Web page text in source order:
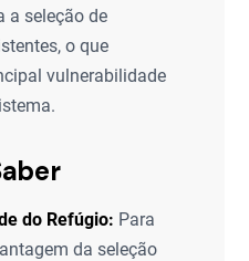
a seleção de
o que
vulnerabilidade
do Refúgio: Para
da seleção